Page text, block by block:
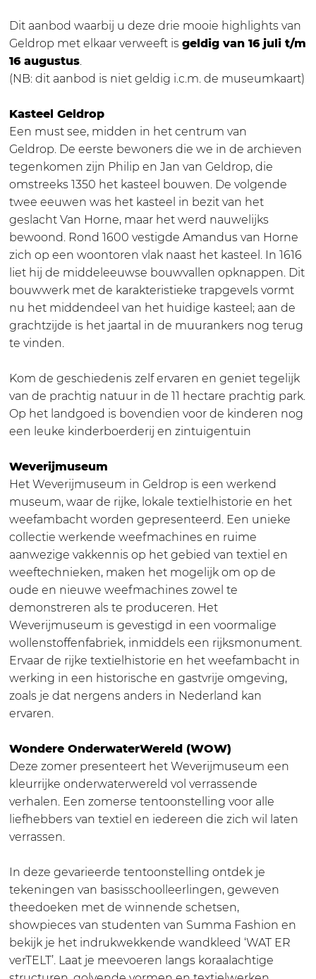
a
r
a
g
e
m
e
n
t
K
A
S
T
E
E
L
L
D
R
O
-
W
E
V
E
R
J
M
U
S
E
U
M
E
E
F
F
A
I
E
K
e
r
a
r
a
n
g
e
m
e
n
t
K
A
S
T
E
G
E
L
D
O
P
-
W
E
V
E
R
I
J
M
U
S
E
-
W
E
E
F
B
R
I
E
K
Dit aanbod waarbij u deze drie mooie highlights van
Geldrop met elkaar verweeft is geldig van 16 juli t/m
16 augustus.
(NB: dit aanbod is niet geldig i.c.m. de museumkaart)
Kasteel Geldrop
Een must see, midden in het centrum van
Geldrop. De eerste bewoners die we in de archieven
tegenkomen zijn Philip en Jan van Geldrop, die
omstreeks 1350 het kasteel bouwen. De volgende
twee eeuwen was het kasteel in bezit van het
geslacht Van Horne, maar het werd nauwelijks
bewoond. Rond 1600 vestigde Amandus van Horne
zich op een woontoren vlak naast het kasteel. In 1616
liet hij de middeleeuwse bouwvallen opknappen. Dit
bouwwerk met de karakteristieke trapgevels vormt
nu het middendeel van het huidige kasteel; aan de
grachtzijde is het jaartal in de muurankers nog terug
te vinden.
Kom de geschiedenis zelf ervaren en geniet tegelijk
van de prachtig natuur in de 11 hectare prachtig park.
Op het landgoed is bovendien voor de kinderen nog
een leuke kinderboerderij en zintuigentuin
Weverijmuseum
Het Weverijmuseum in Geldrop is een werkend
museum, waar de rijke, lokale textielhistorie en het
weefambacht worden gepresenteerd. Een unieke
collectie werkende weefmachines en ruime
aanwezige vakkennis op het gebied van textiel en
weeftechnieken, maken het mogelijk om op de
oude en nieuwe weefmachines zowel te
demonstreren als te produceren. Het
Weverijmuseum is gevestigd in een voormalige
wollenstoffenfabriek, inmiddels een rijksmonument.
Ervaar de rijke textielhistorie en het weefambacht in
werking in een historische en gastvrije omgeving,
zoals je dat nergens anders in Nederland kan
ervaren.
Wondere OnderwaterWereld (WOW)
Deze zomer presenteert het Weverijmuseum een
kleurrijke onderwaterwereld vol verrassende
verhalen. Een zomerse tentoonstelling voor alle
liefhebbers van textiel en iedereen die zich wil laten
verrassen.
In deze gevarieerde tentoonstelling ontdek je
tekeningen van basisschoolleerlingen, geweven
theedoeken met de winnende schetsen,
showpieces van studenten van Summa Fashion en
bekijk je het indrukwekkende wandkleed ‘WAT ER
verTELT’. Laat je meevoeren langs koraalachtige